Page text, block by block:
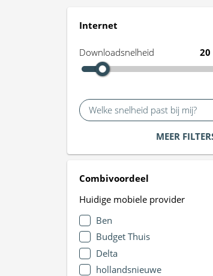
Internet
Downloadsnelheid 20
Welke snelheid past bij mij?
MEER
Combivoordeel
Huidige mobiele provider
Ben
Budget Thuis
Delta
hollandsnieuwe